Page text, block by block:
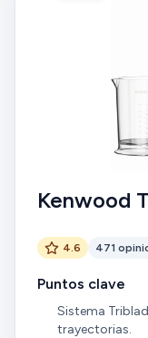
Kenwood
4.6 471
Puntos clave
Sistema
trayectorias.